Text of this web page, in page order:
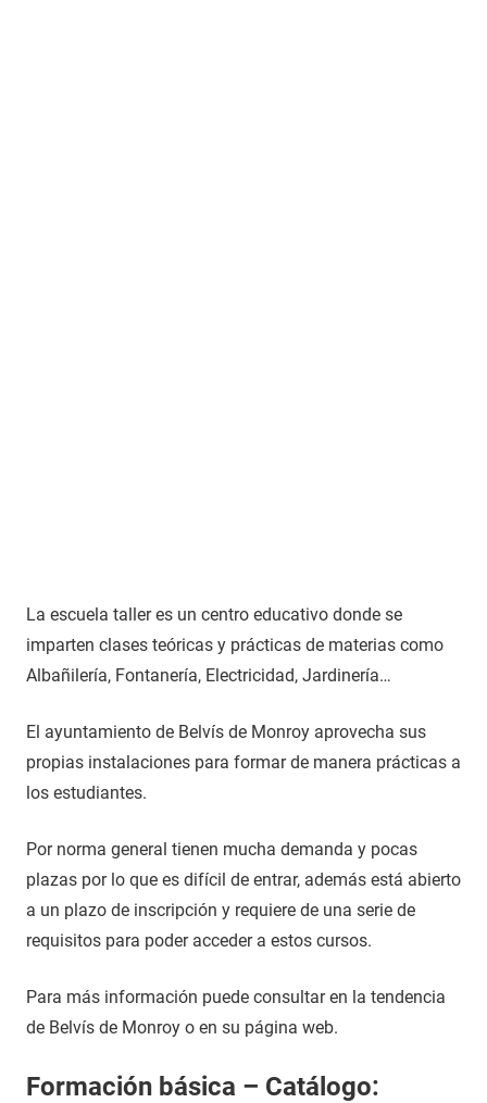
La escuela taller es un centro educativo donde se
imparten clases teóricas y prácticas de materias como
Albañilería, Fontanería, Electricidad, Jardinería…
El ayuntamiento de Belvís de Monroy aprovecha sus
propias instalaciones para formar de manera prácticas a
los estudiantes.
Por norma general tienen mucha demanda y pocas
plazas por lo que es difícil de entrar, además está abierto
a un plazo de inscripción y requiere de una serie de
requisitos para poder acceder a estos cursos.
Para más información puede consultar en la tendencia
de Belvís de Monroy o en su página web.
Formación básica – Catálogo: